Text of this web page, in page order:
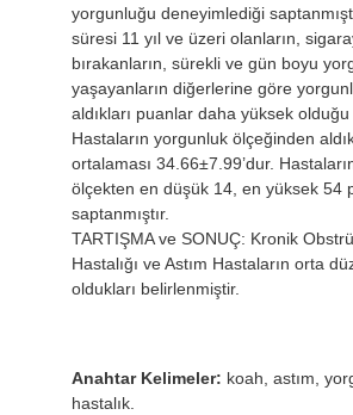
yorgunluğu deneyimlediği
süresi 11 yıl ve üzeri olanların,
bırakanların, sürekli ve gün boyu
yaşayanların diğerlerine göre
aldıkları puanlar daha yüksek
Hastaların yorgunluk ölçeğinden
ortalaması 34.66±7.99’dur.
ölçekten en düşük 14, en yüksek 54
saptanmıştır.
TARTIŞMA ve SONUÇ: Kronik
Hastalığı ve Astım Hastaların orta
oldukları belirlenmiştir.
Anahtar Kelimeler: koah, astım,
hastalık.